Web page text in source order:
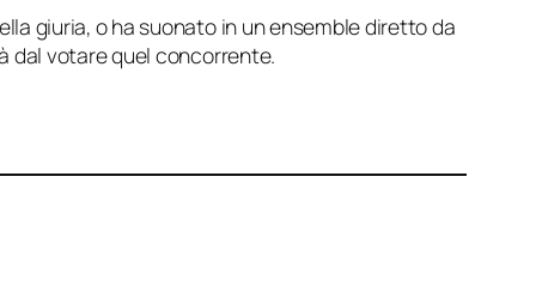
giuria, o ha suonato in un ensemble diretto da
dal votare quel concorrente.